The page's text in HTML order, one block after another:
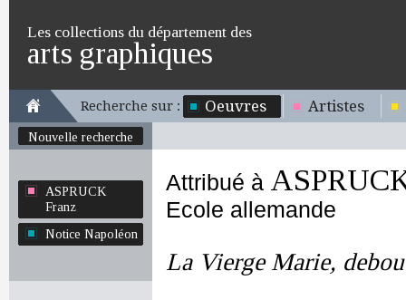
Les collections du département des
arts graphiques
Recherche sur : Oeuvres Artistes
Nouvelle recherche
ASPRUCK
Franz
Notice Napoléon
Attribué à
Ecole allemande
La Vierge Marie,